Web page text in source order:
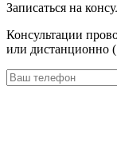
Записаться на
Консультации
или дистанционно